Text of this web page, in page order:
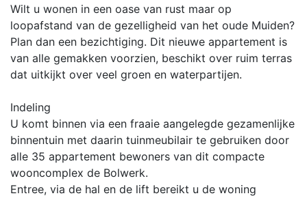
Wilt u wonen in een oase van rust maar op
loopafstand van de gezelligheid van het oude Muiden?
Plan dan een bezichtiging. Dit nieuwe appartement is
van alle gemakken voorzien, beschikt over ruim terras
dat uitkijkt over veel groen en waterpartijen.
Indeling
U komt binnen via een fraaie aangelegde gezamenlijke
binnentuin met daarin tuinmeubilair te gebruiken door
alle 35 appartement bewoners van dit compacte
wooncomplex de Bolwerk.
Entree, via de hal en de lift bereikt u de woning